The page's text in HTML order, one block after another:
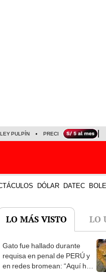
LEY PULPÍN PRECIO DEL DÓLAR
DÓLAR DATEC
LO MÁS VISTO LO
Gato fue hallado durante
requisa en penal de PERÚ y
en redes bromean: “Aquí hay